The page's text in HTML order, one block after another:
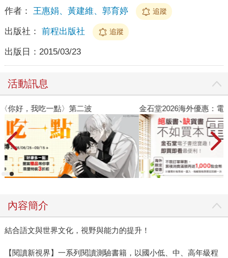
作者： 王惠娟、黃建維、郭育婷 追蹤
出版社： 前程出版社 追蹤
出版日： 2015/03/23
活動訊息
金石堂2026海外優惠：電子書
內容簡介
結合語文與世界文化，視野與能力的提升！
【閱讀新視界】一系列閱讀測驗書籍，以國小低、中、高年級程